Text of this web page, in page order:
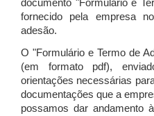
documento "Formulário e
fornecido pela empresa
adesão.
O "Formulário e Termo de
(em formato pdf),
orientações necessárias
documentações que a
possamos dar andamento